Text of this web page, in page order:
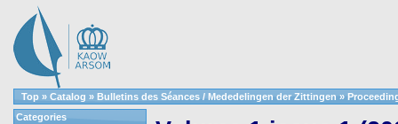
Top » Catalog » Bulletins des Séances / Mededelingen der Zittingen »
Categories